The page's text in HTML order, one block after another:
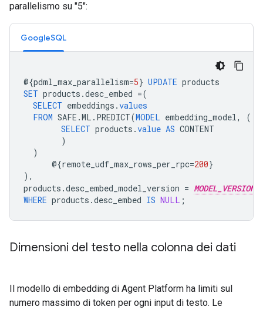
parallelismo su "5":
GoogleSQL
@{pdml_max_parallelism=5} UPDATE products
SET products .desc_embed =(
SELECT embeddings .values
FROM SAFE .ML . PREDICT(MODEL embedding_model,
(
SELECT products .value AS CONTENT
)
)
@{remote_udf_max_rows_per_rpc=200}
),
products .desc_embed_model_version = MODEL_VERSION
WHERE products .desc_embed IS NULL ;
Dimensioni del testo nella colonna dei dati
Il modello di embedding di Agent Platform ha limiti sul
numero massimo di token per ogni input di testo. Le